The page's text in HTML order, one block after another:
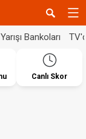
Bankoları
Canlı Skor